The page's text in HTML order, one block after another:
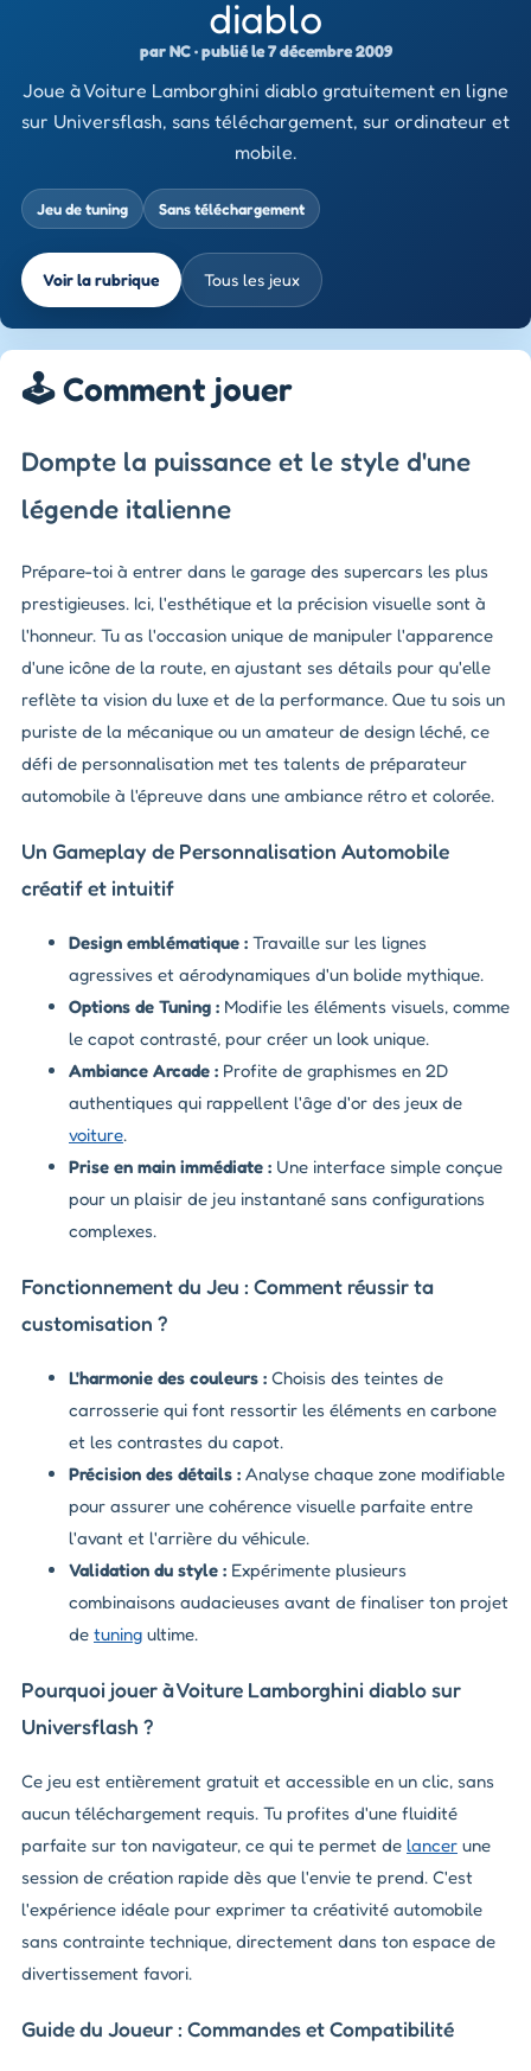
diablo
par NC · publié le 7 décembre 2009
Joue à Voiture Lamborghini diablo gratuitement en ligne
sur Universflash, sans téléchargement, sur ordinateur et
mobile.
Jeu de tuning Sans téléchargement
Voir la rubrique Tous les jeux
🕹️ Comment jouer
Dompte la puissance et le style d'une
légende italienne
Prépare-toi à entrer dans le garage des supercars les plus
prestigieuses. Ici, l'esthétique et la précision visuelle sont à
l'honneur. Tu as l'occasion unique de manipuler l'apparence
d'une icône de la route, en ajustant ses détails pour qu'elle
reflète ta vision du luxe et de la performance. Que tu sois un
puriste de la mécanique ou un amateur de design léché, ce
défi de personnalisation met tes talents de préparateur
automobile à l'épreuve dans une ambiance rétro et colorée.
Un Gameplay de Personnalisation Automobile
créatif et intuitif
Design emblématique : Travaille sur les lignes
agressives et aérodynamiques d'un bolide mythique.
Options de Tuning : Modifie les éléments visuels, comme
le capot contrasté, pour créer un look unique.
Ambiance Arcade : Profite de graphismes en 2D
authentiques qui rappellent l'âge d'or des jeux de
voiture.
Prise en main immédiate : Une interface simple conçue
pour un plaisir de jeu instantané sans configurations
complexes.
Fonctionnement du Jeu : Comment réussir ta
customisation ?
L'harmonie des couleurs : Choisis des teintes de
carrosserie qui font ressortir les éléments en carbone
et les contrastes du capot.
Précision des détails : Analyse chaque zone modifiable
pour assurer une cohérence visuelle parfaite entre
l'avant et l'arrière du véhicule.
Validation du style : Expérimente plusieurs
combinaisons audacieuses avant de finaliser ton projet
de tuning ultime.
Pourquoi jouer à Voiture Lamborghini diablo sur
Universflash ?
Ce jeu est entièrement gratuit et accessible en un clic, sans
aucun téléchargement requis. Tu profites d'une fluidité
parfaite sur ton navigateur, ce qui te permet de lancer une
session de création rapide dès que l'envie te prend. C'est
l'expérience idéale pour exprimer ta créativité automobile
sans contrainte technique, directement dans ton espace de
divertissement favori.
Guide du Joueur : Commandes et Compatibilité